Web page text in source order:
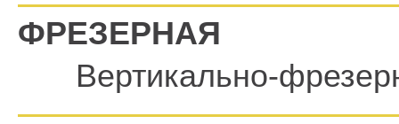
ФРЕЗЕРНАЯ
Вертикально-